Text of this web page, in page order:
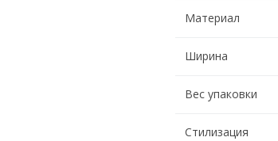
Материал
Ширина
Вес упаковки
Стилизация